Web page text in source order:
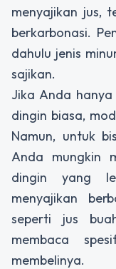
menyajikan jus,
berkarbonasi.
dahulu jenis
sajikan.
Jika Anda hanya
dingin biasa,
Namun, untuk
Anda mungkin
dingin yang
menyajikan
seperti jus
membaca
membelinya.